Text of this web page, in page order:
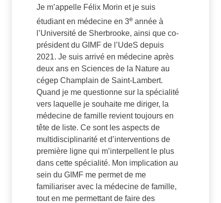
Je m’appelle Félix Morin et je suis
étudiant en médecine en 3e année à
l’Université de Sherbrooke, ainsi que co-
président du GIMF de l’UdeS depuis
2021. Je suis arrivé en médecine après
deux ans en Sciences de la Nature au
cégep Champlain de Saint-Lambert.
Quand je me questionne sur la spécialité
vers laquelle je souhaite me diriger, la
médecine de famille revient toujours en
tête de liste. Ce sont les aspects de
multidisciplinarité et d’interventions de
première ligne qui m’interpellent le plus
dans cette spécialité. Mon implication au
sein du GIMF me permet de me
familiariser avec la médecine de famille,
tout en me permettant de faire des